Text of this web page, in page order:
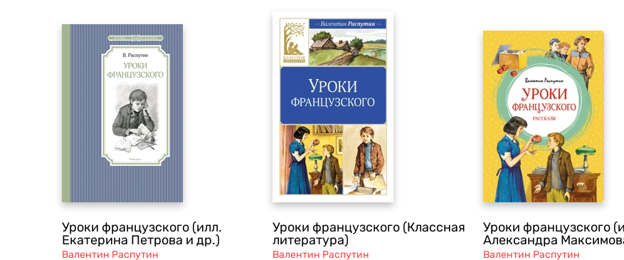
Уроки французского (илл.
Екатерина Петрова и др.)
Валентин Распутин
Уроки французского (Классная
литература)
Валентин Распутин
Уроки французского
Александра
Валентин Распутин